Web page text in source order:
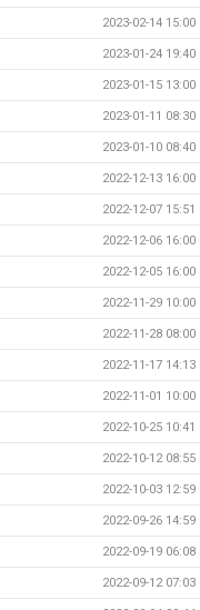
2023-02-14 15:00
2023-01-24 19:40
2023-01-15 13:00
2023-01-11 08:30
2023-01-10 08:40
2022-12-13 16:00
2022-12-07 15:51
2022-12-06 16:00
2022-12-05 16:00
2022-11-29 10:00
2022-11-28 08:00
2022-11-17 14:13
2022-11-01 10:00
2022-10-25 10:41
2022-10-12 08:55
2022-10-03 12:59
2022-09-26 14:59
2022-09-19 06:08
2022-09-12 07:03